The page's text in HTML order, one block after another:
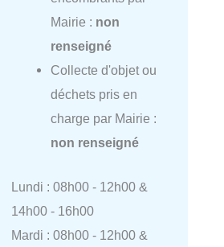
Mairie : non
renseigné
Collecte d'objet ou
déchets pris en
charge par Mairie :
non renseigné
Lundi : 08h00 - 12h00 &
14h00 - 16h00
Mardi : 08h00 - 12h00 &